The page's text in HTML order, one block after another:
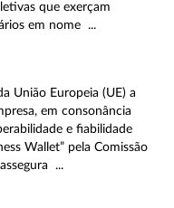
que exerçam
em nome ...
União Europeia (UE) a
em consonância
e fiabilidade
Wallet” pela Comissão
...